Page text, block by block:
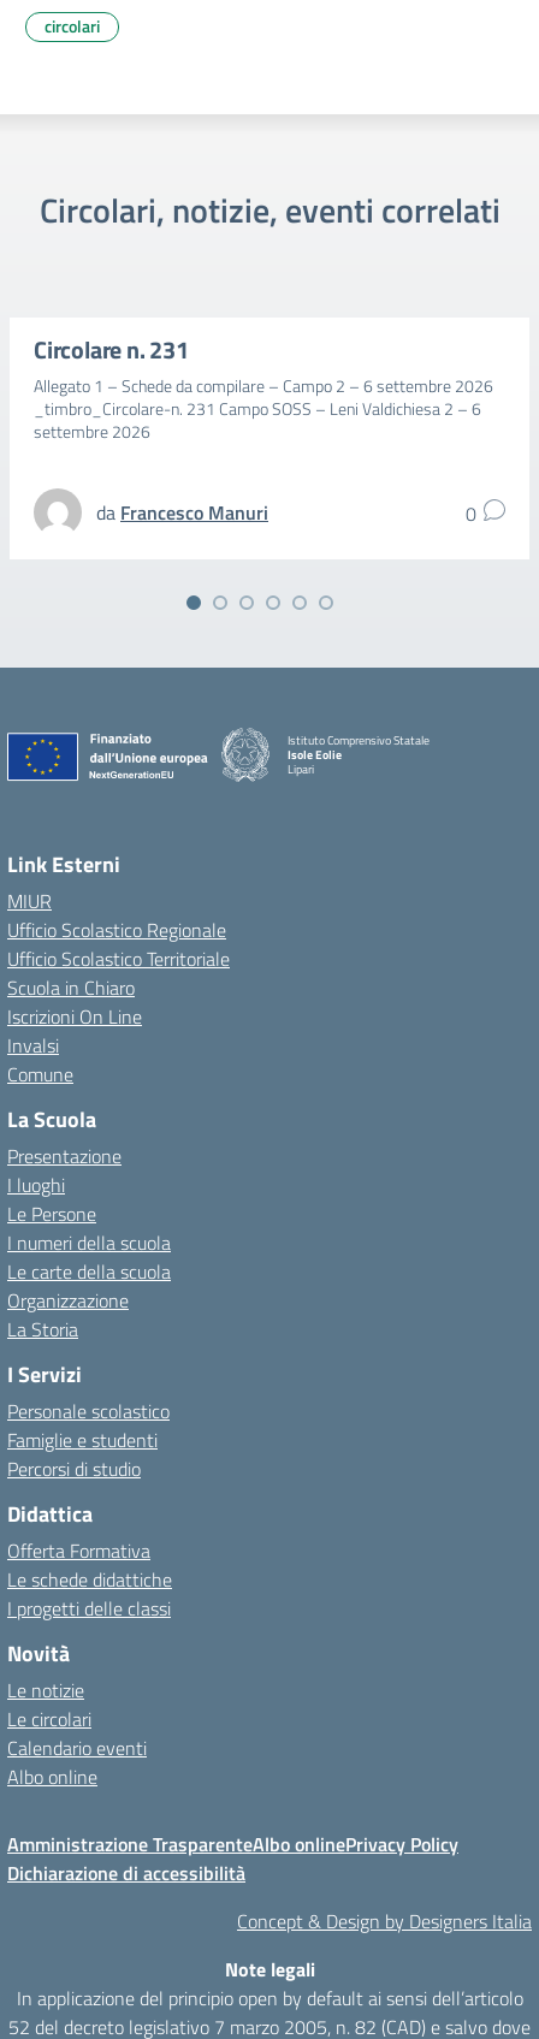
circolari
Circolari, notizie, eventi correlati
Circolare n. 231
Allegato 1 – Schede da compilare – Campo 2 – 6 settembre 2026
_timbro_Circolare-n. 231 Campo SOSS – Leni Valdichiesa 2 – 6
settembre 2026
da Francesco Manuri 0
Istituto Comprensivo Statale
Isole Eolie
Lipari
Link Esterni
MIUR
Ufficio Scolastico Regionale
Ufficio Scolastico Territoriale
Scuola in Chiaro
Iscrizioni On Line
Invalsi
Comune
La Scuola
Presentazione
I luoghi
Le Persone
I numeri della scuola
Le carte della scuola
Organizzazione
La Storia
I Servizi
Personale scolastico
Famiglie e studenti
Percorsi di studio
Didattica
Offerta Formativa
Le schede didattiche
I progetti delle classi
Novità
Le notizie
Le circolari
Calendario eventi
Albo online
Amministrazione TrasparenteAlbo onlinePrivacy Policy
Dichiarazione di accessibilità
Concept & Design by Designers Italia
Note legali
In applicazione del principio open by default ai sensi dell’articolo
52 del decreto legislativo 7 marzo 2005, n. 82 (CAD) e salvo dove